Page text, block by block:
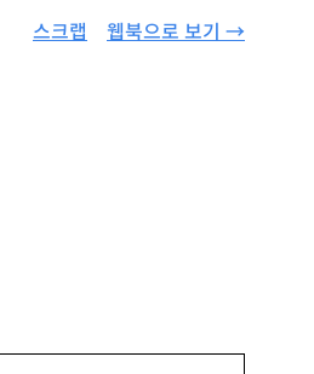
웹북으로 보기 →
스크랩